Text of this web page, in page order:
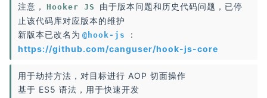
注意， Hooker JS
由于版本问题和历史代码问题，已停
止该代码库对应版本的维护
新版本已改名为 @hook-js
：
https://github.com/canguser/hook-js-core
用于劫持方法，对目标进行 AOP 切面操作
基于 ES5 语法，用于快速开发